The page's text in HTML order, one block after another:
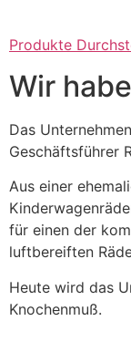
Produkte
Wir
Das
Geschäftsführer
Aus einer
für einen der
luftbereiften
Heute wird das
Knochenmuß.